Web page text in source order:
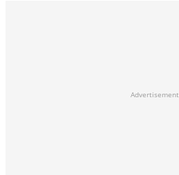
Advertisement